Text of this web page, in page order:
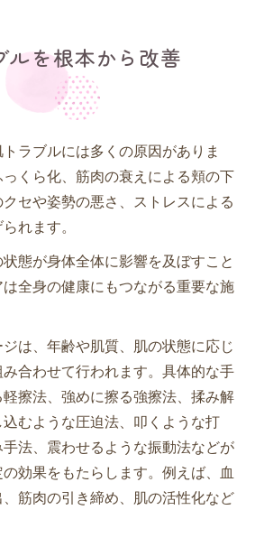
ルを根本から改善
ラブルには多くの原因がありま
くら化、筋肉の衰えによる頬の下
セや姿勢の悪さ、ストレスによる
れます。
態が身体全体に影響を及ぼすこと
全身の健康にもつながる重要な施
は、年齢や肌質、肌の状態に応じ
合わせて行われます。具体的な手
擦法、強めに擦る強擦法、揉み解
むような圧迫法、叩くような打
法、震わせるような振動法などが
効果をもたらします。例えば、血
筋肉の引き締め、肌の活性化など